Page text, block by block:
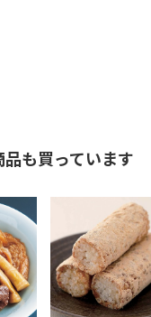
も買っています